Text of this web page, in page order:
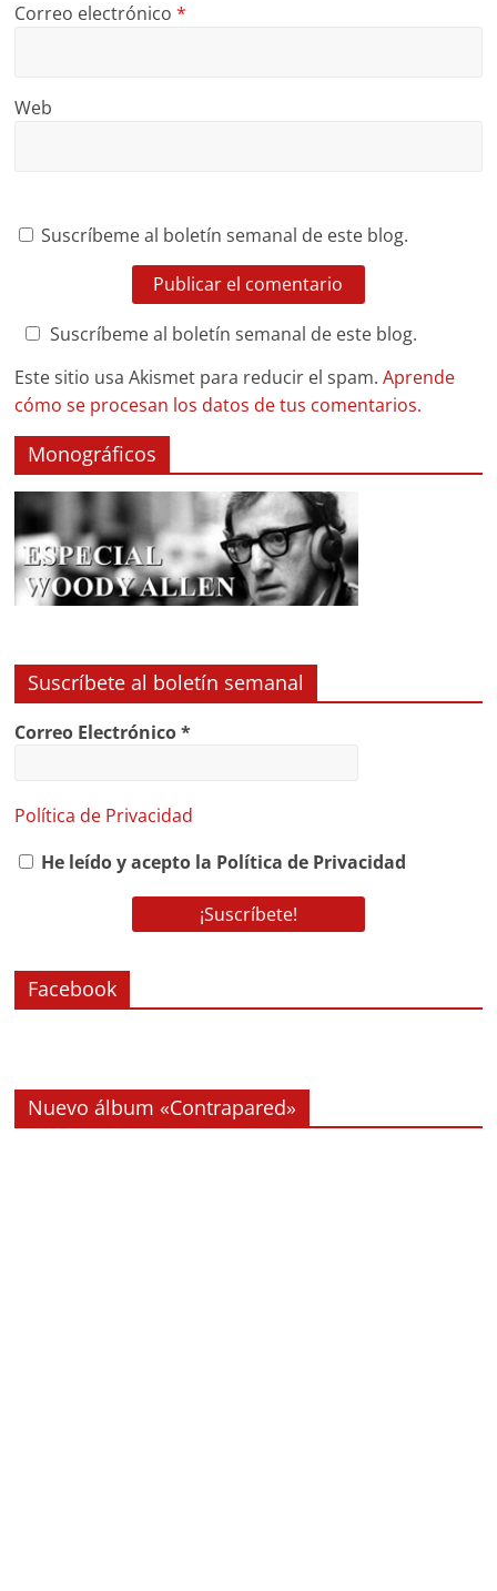
Correo electrónico*
Web
Suscríbeme al boletín semanal de este blog.
Suscríbeme al boletín semanal de este blog.
Este sitio usa Akismet para reducir el spam.Aprende
cómo se procesan los datos de tus comentarios.
Monográficos
Suscríbete al boletín semanal
Correo Electrónico*
Política de Privacidad
He leído y acepto la Política de Privacidad
Facebook
Nuevo álbum «Contrapared»